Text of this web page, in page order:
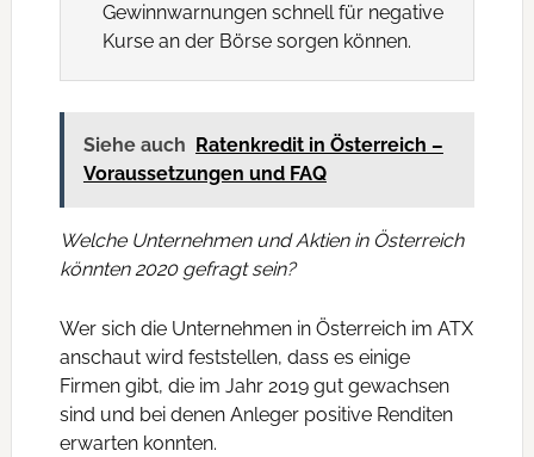
Gewinnwarnungen schnell für negative
Kurse an der Börse sorgen können.
Siehe auch Ratenkredit in Österreich –
Voraussetzungen und FAQ
Welche Unternehmen und Aktien in Österreich
könnten 2020 gefragt sein?
Wer sich die Unternehmen in Österreich im ATX
anschaut wird feststellen, dass es einige
Firmen gibt, die im Jahr 2019 gut gewachsen
sind und bei denen Anleger positive Renditen
erwarten konnten.